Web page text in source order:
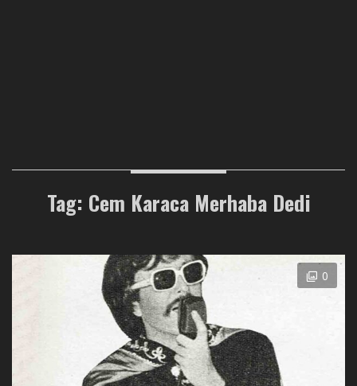
Tag: Cem Karaca Merhaba Dedi
0